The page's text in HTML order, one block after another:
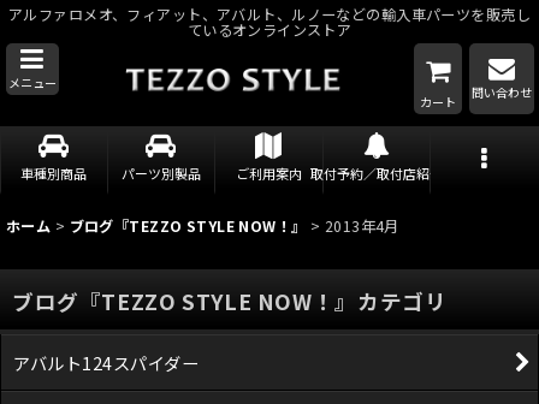
アルファロメオ、フィアット、アバルト、ルノーなどの輸入車パーツを販売し
ているオンラインストア
メニュー
カート
問い合わせ
車種別商品 パーツ別製品 ご利用案内 取付予約／取付店紹介
ホーム > ブログ『TEZZO STYLE NOW！』 > 2013年4月
ブログ『TEZZO STYLE NOW！』カテゴリ
アバルト124スパイダー